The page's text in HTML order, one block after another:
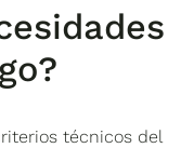
técnicos del